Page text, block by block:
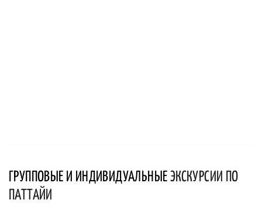
ГРУППОВЫЕ И ИНДИВИДУАЛЬНЫЕ ЭКСКУРСИИ ПО
ПАТТАЙИ